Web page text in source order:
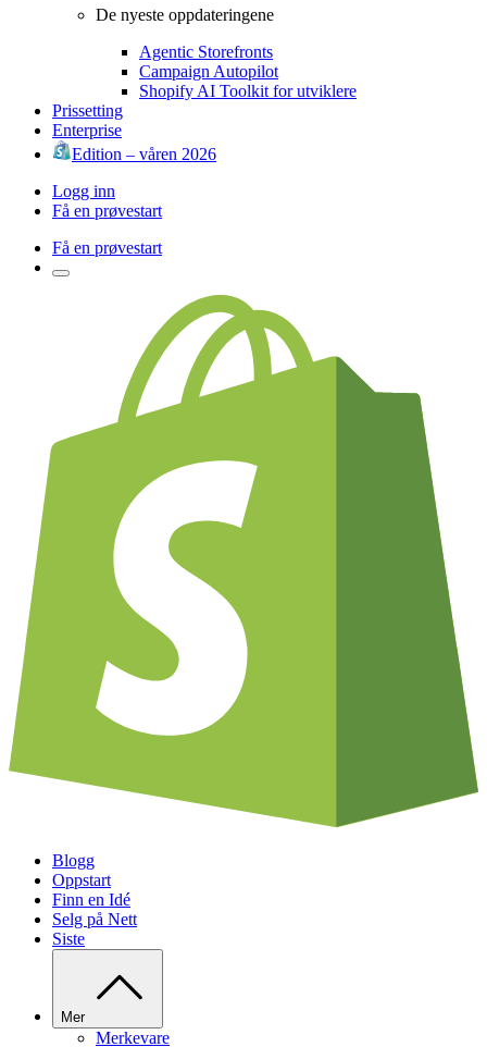
De nyeste oppdateringene
Agentic Storefronts
Campaign Autopilot
Shopify AI Toolkit for utviklere
Prissetting
Enterprise
Edition – våren 2026
Logg inn
Få en prøvestart
Få en prøvestart
Blogg
Oppstart
Finn en Idé
Selg på Nett
Siste
Mer
Merkevare